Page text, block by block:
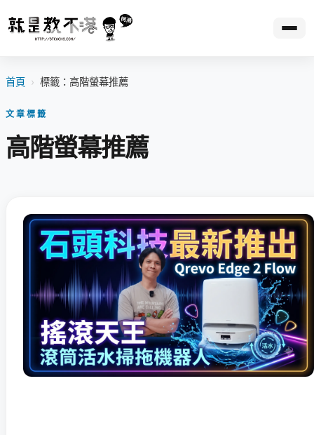
首頁 › 標籤：高階螢幕推薦
文章標籤
高階螢幕推薦